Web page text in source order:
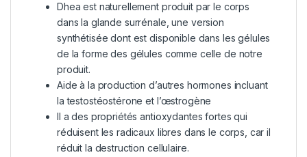
Dhea est naturellement produit par le corps
dans la glande surrénale, une version
synthétisée dont est disponible dans les gélules
de la forme des gélules comme celle de notre
produit.
Aide à la production d’autres hormones incluant
la testostéostérone et l’œstrogène
Il a des propriétés antioxydantes fortes qui
réduisent les radicaux libres dans le corps, car il
réduit la destruction cellulaire.